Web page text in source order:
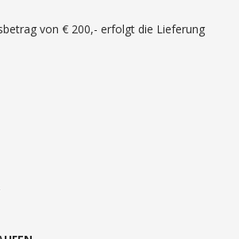
von € 200,- erfolgt die Lieferung